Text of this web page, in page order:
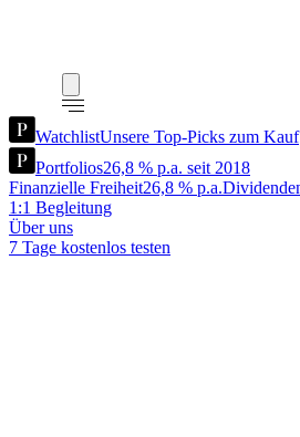
WatchlistUnsere Top-Picks zum Kauf
Portfolios26,8 % p.a. seit 2018
Finanzielle Freiheit26,8 % p.a.
1:1 Begleitung
Über uns
7 Tage kostenlos testen